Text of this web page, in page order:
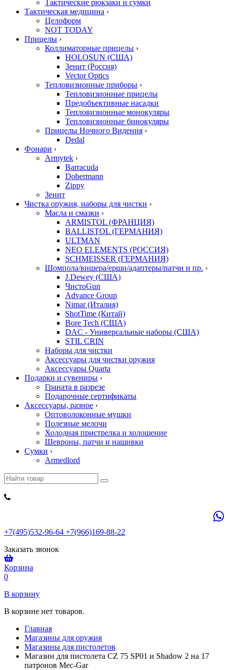
Тактические рюкзаки и сумки
Тактическая медицина ›
Целоформ
NOT TODAY
Прицелы ›
Коллиматорные прицелы ›
HOLOSUN (США)
Зенит (Россия)
Vector Optics
Тепловизионные приборы ›
Тепловизионные прицелы
Предобъективные насадки
Тепловизионные монокуляры
Тепловизионные бинокуляры
Прицелы Ночного Видения ›
Dedal
Фонари ›
Armytek ›
Barracuda
Dobermann
Zippy
Зенит
Чистка оружия, наборы для чистки ›
Масла и смазки ›
ARMISTOL (ФРАНЦИЯ)
BALLISTOL (ГЕРМАНИЯ)
ULTMAN
NEO ELEMENTS (РОССИЯ)
SCHMEISSER (ГЕРМАНИЯ)
Шомпола/вишера/ерши/адаптеры/патчи и пр. ›
J.Dewey (США)
ЧистоGun
Advance Group
Nimar (Италия)
ShotTime (Китай)
Bore Tech (США)
DAC - Универсальные наборы (США)
STIL CRIN
Наборы для чистки
Аксессуары для чистки оружия
Аксессуары Quarta
Подарки и сувениры ›
Граната в разрезе
Подарочные сертификаты
Аксессуары, разное ›
Оптоволоконные мушки
Полезные мелочи
Холодная пристрелка и холощение
Шевроны, патчи и нашивки
Сумки ›
Armedlord
+7(495)532-96-64 +7(966)169-88-22
Заказать звонок
Корзина
0
В корзину
В корзине нет товаров.
Главная
Магазины для оружия
Магазины для пистолетов
Магазин для пистолета CZ 75 SP01 и Shadow 2 на 17
патронов Mec-Gar